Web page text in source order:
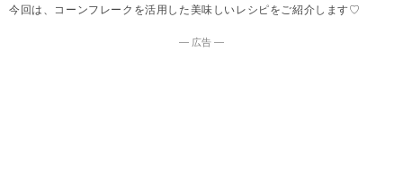
今回は、コーンフレークを活用した美味しいレシピをご紹介します♡
― 広告 ―